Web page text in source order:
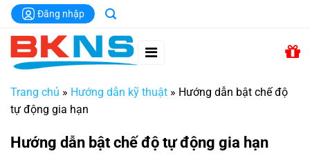
Chuyển
đến
dung
Đăng nhập
Trang chủ » Hướng dẫn kỹ thuật » Hướng dẫn bật chế độ
tự động gia hạn
Hướng dẫn bật chế độ tự động gia hạn